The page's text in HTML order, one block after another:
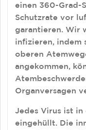
einen 360-Grad-
Schutzrate vor
garantieren. Wir
infizieren, indem
oberen
angekommen,
Organversagen
Jedes Virus ist in
eingehüllt. Die